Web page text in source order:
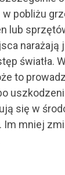
pobliżu
lub
narażają
światła.
to
się w
Im mniej